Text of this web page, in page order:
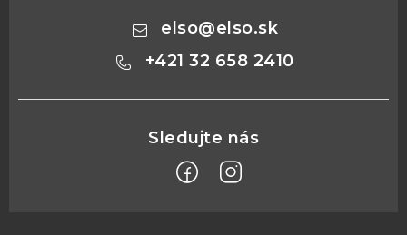
elso@elso.sk
+421 32 658 2410